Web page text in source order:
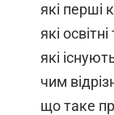
які перші
які
які
чим
що таке